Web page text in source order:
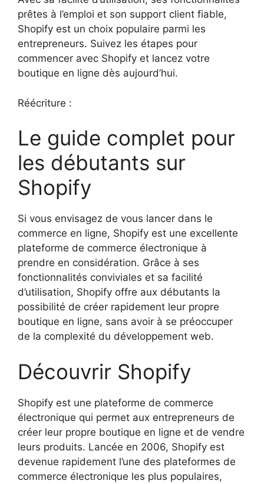
prêtes à l’emploi et son support client fiable,
Shopify est un choix populaire parmi les
entrepreneurs. Suivez les étapes pour
commencer avec Shopify et lancez votre
boutique en ligne dès aujourd’hui.
Réécriture :
Le guide complet pour
les débutants sur
Shopify
Si vous envisagez de vous lancer dans le
commerce en ligne, Shopify est une excellente
plateforme de commerce électronique à
prendre en considération. Grâce à ses
fonctionnalités conviviales et sa facilité
d’utilisation, Shopify offre aux débutants la
possibilité de créer rapidement leur propre
boutique en ligne, sans avoir à se préoccuper
de la complexité du développement web.
Découvrir Shopify
Shopify est une plateforme de commerce
électronique qui permet aux entrepreneurs de
créer leur propre boutique en ligne et de vendre
leurs produits. Lancée en 2006, Shopify est
devenue rapidement l’une des plateformes de
commerce électronique les plus populaires,